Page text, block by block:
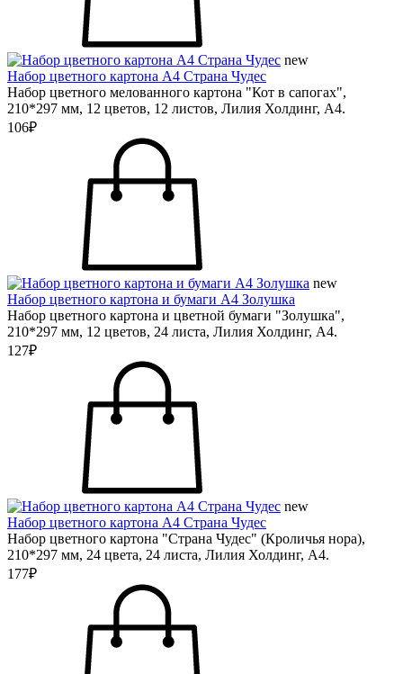
new
Набор цветного картона А4 Страна Чудес
Набор цветного мелованного картона "Кот в сапогах",
210*297 мм, 12 цветов, 12 листов, Лилия Холдинг, А4.
106₽
new
Набор цветного картона и бумаги А4 Золушка
Набор цветного картона и цветной бумаги "Золушка",
210*297 мм, 12 цветов, 24 листа, Лилия Холдинг, А4.
127₽
new
Набор цветного картона А4 Страна Чудес
Набор цветного картона "Страна Чудес" (Кроличья нора),
210*297 мм, 24 цвета, 24 листа, Лилия Холдинг, А4.
177₽